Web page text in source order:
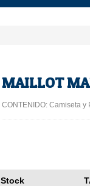
MAILLOT
CONTENIDO: Camiseta y
Stock